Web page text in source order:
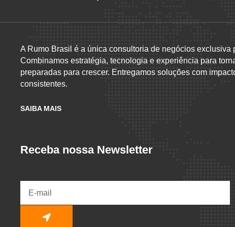
A Rumo Brasil é a única consultoria de negócios exclusiva
Combinamos estratégia, tecnologia e experiência para
preparadas para crescer. Entregamos soluções com
consistentes.
SAIBA MAIS
Receba nossa Newsletter